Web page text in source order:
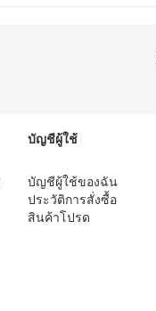
บัญชีผู้ใช้
บัญชีผู้ใช้ของฉัน
ประวัติการสั่งซื้อ
สินค้าโปรด